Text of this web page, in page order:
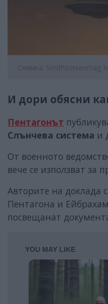
Снимка: Smithsonianmag
И дори обясни
Пентагонът
Слънчева система и
От военното
вече се използват за
Авторите на доклада
Пентагона и
посвещанат